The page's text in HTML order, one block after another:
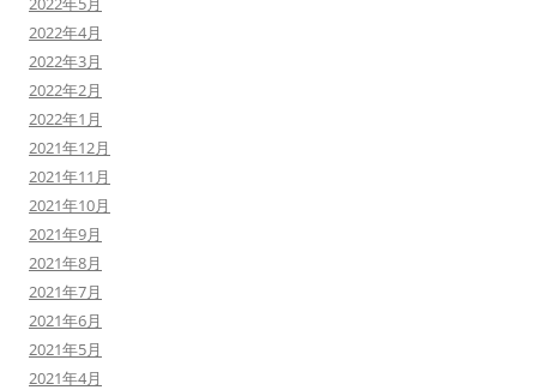
2022年4月
2022年3月
2022年2月
2022年1月
2021年12月
2021年11月
2021年10月
2021年9月
2021年8月
2021年7月
2021年6月
2021年5月
2021年4月